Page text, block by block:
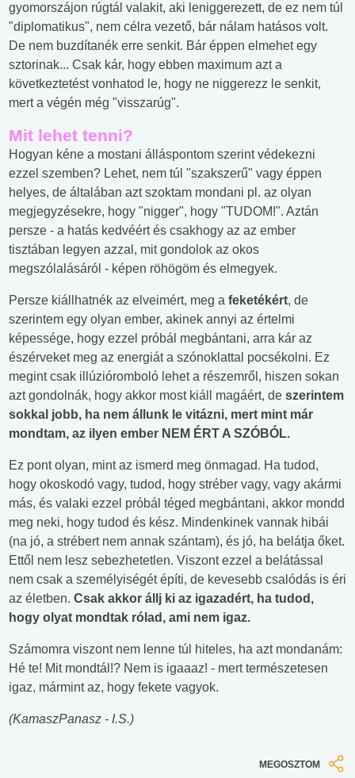
gyomorszájon rúgtál valakit, aki leniggerezett, de ez nem túl
"diplomatikus", nem célra vezető, bár nálam hatásos volt.
De nem buzdítanék erre senkit. Bár éppen elmehet egy
sztorinak... Csak kár, hogy ebben maximum azt a
következtetést vonhatod le, hogy ne niggerezz le senkit,
mert a végén még "visszarúg".
Mit lehet tenni?
Hogyan kéne a mostani álláspontom szerint védekezni
ezzel szemben? Lehet, nem túl "szakszerű" vagy éppen
helyes, de általában azt szoktam mondani pl. az olyan
megjegyzésekre, hogy "nigger", hogy "TUDOM!". Aztán
persze - a hatás kedvéért és csakhogy az az ember
tisztában legyen azzal, mit gondolok az okos
megszólalásáról - képen röhögöm és elmegyek.
Persze kiállhatnék az elveimért, meg a feketékért, de
szerintem egy olyan ember, akinek annyi az értelmi
képessége, hogy ezzel próbál megbántani, arra kár az
észérveket meg az energiát a szónoklattal pocsékolni. Ez
megint csak illúzióromboló lehet a részemről, hiszen sokan
azt gondolnák, hogy akkor most kiáll magáért, de szerintem
sokkal jobb, ha nem állunk le vitázni, mert mint már
mondtam, az ilyen ember NEM ÉRT A SZÓBÓL.
Ez pont olyan, mint az ismerd meg önmagad. Ha tudod,
hogy okoskodó vagy, tudod, hogy stréber vagy, vagy akármi
más, és valaki ezzel próbál téged megbántani, akkor mondd
meg neki, hogy tudod és kész. Mindenkinek vannak hibái
(na jó, a strébert nem annak szántam), és jó, ha belátja őket.
Ettől nem lesz sebezhetetlen. Viszont ezzel a belátással
nem csak a személyiségét építi, de kevesebb csalódás is éri
az életben. Csak akkor állj ki az igazadért, ha tudod,
hogy olyat mondtak rólad, ami nem igaz.
Számomra viszont nem lenne túl hiteles, ha azt mondanám:
Hé te! Mit mondtál!? Nem is igaaaz! - mert természetesen
igaz, mármint az, hogy fekete vagyok.
(KamaszPanasz - I.S.)
MEGOSZTOM